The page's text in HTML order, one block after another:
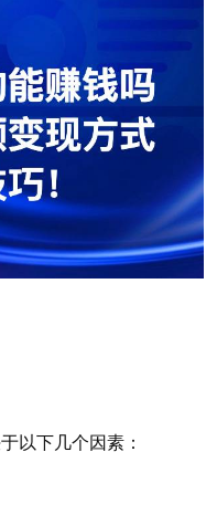
以下几个因素：